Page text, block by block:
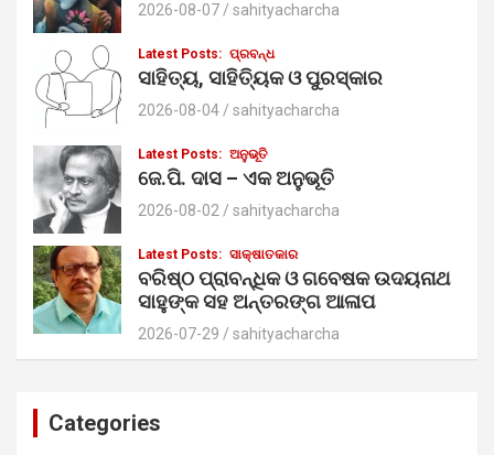
2026-08-07 sahityacharcha
Latest Posts: ପ୍ରବନ୍ଧ
ସାହିତ୍ୟ, ସାହିତ୍ୟିକ ଓ ପୁରସ୍କାର
2026-08-04 sahityacharcha
Latest Posts: ଅନୁଭୂତି
ଜେ.ପି. ଦାସ – ଏକ ଅନୁଭୂତି
2026-08-02 sahityacharcha
Latest Posts: ସାକ୍ଷାତକାର
ବରିଷ୍ଠ ପ୍ରାବନ୍ଧିକ ଓ ଗବେଷକ ଉଦୟନାଥ
ସାହୁଙ୍କ ସହ ଅନ୍ତରଙ୍ଗ ଆଳାପ
2026-07-29 sahityacharcha
Categories